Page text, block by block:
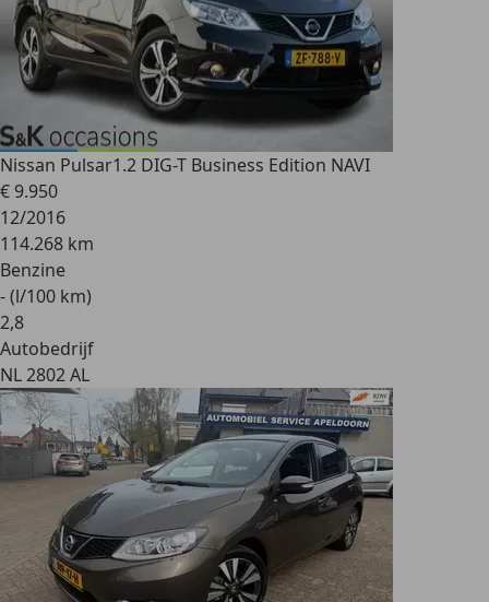
Nissan Pulsar1.2 DIG-T Business Edition NAVI
€ 9.950
12/2016
114.268 km
Benzine
- (l/100 km)
2,8
Autobedrijf
NL 2802 AL